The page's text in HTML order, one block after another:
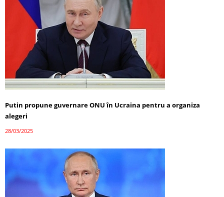
Putin propune guvernare ONU în Ucraina pentru a organiza
alegeri
28/03/2025